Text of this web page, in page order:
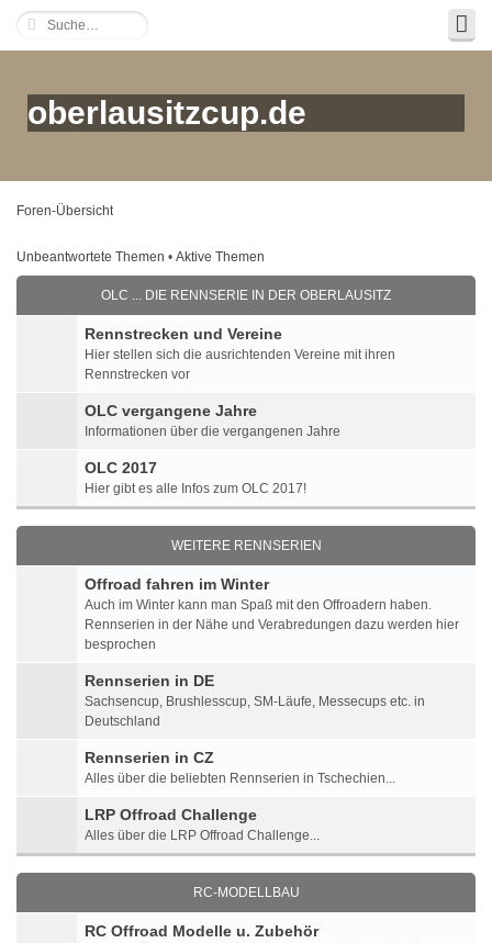
oberlausitzcup.de
Foren-Übersicht
Unbeantwortete Themen • Aktive Themen
OLC ... DIE RENNSERIE IN DER OBERLAUSITZ
Rennstrecken und Vereine
Hier stellen sich die ausrichtenden Vereine mit ihren
Rennstrecken vor
OLC vergangene Jahre
Informationen über die vergangenen Jahre
OLC 2017
Hier gibt es alle Infos zum OLC 2017!
WEITERE RENNSERIEN
Offroad fahren im Winter
Auch im Winter kann man Spaß mit den Offroadern haben.
Rennserien in der Nähe und Verabredungen dazu werden hier
besprochen
Rennserien in DE
Sachsencup, Brushlesscup, SM-Läufe, Messecups etc. in
Deutschland
Rennserien in CZ
Alles über die beliebten Rennserien in Tschechien...
LRP Offroad Challenge
Alles über die LRP Offroad Challenge...
RC-MODELLBAU
RC Offroad Modelle u. Zubehör